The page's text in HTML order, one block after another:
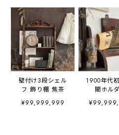
壁付け3段シェル
フ 飾り棚 焦茶
¥99,999,999
1900年代
聞ホル